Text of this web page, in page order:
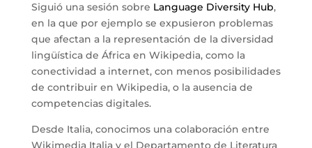
Siguió una sesión sobre Language Diversity Hub,
en la que por ejemplo se expusieron problemas
que afectan a la representación de la diversidad
lingüística de África en Wikipedia, como la
conectividad a internet, con menos posibilidades
de contribuir en Wikipedia, o la ausencia de
competencias digitales.
Desde Italia, conocimos una colaboración entre
Wikimedia Italia y el Departamento de Literatura